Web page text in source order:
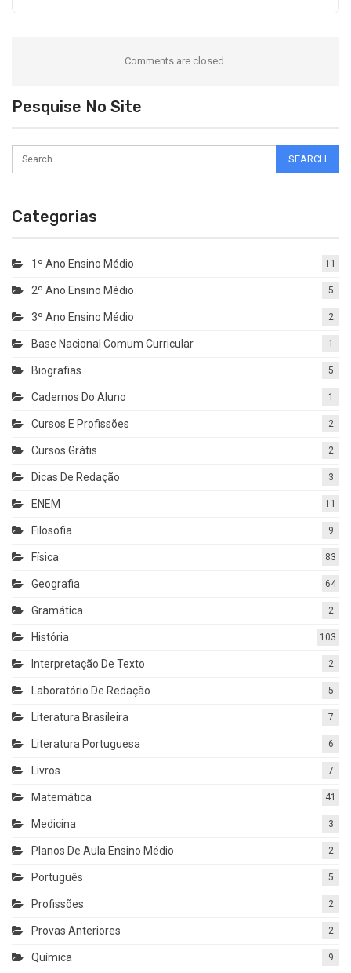
Comments are closed.
Pesquise No Site
Categorias
1º Ano Ensino Médio 11
2º Ano Ensino Médio 5
3º Ano Ensino Médio 2
Base Nacional Comum Curricular 1
Biografias 5
Cadernos Do Aluno 1
Cursos E Profissões 2
Cursos Grátis 2
Dicas De Redação 3
ENEM 11
Filosofia 9
Física 83
Geografia 64
Gramática 2
História 103
Interpretação De Texto 2
Laboratório De Redação 5
Literatura Brasileira 7
Literatura Portuguesa 6
Livros 7
Matemática 41
Medicina 3
Planos De Aula Ensino Médio 2
Português 5
Profissões 2
Provas Anteriores 2
Química 9